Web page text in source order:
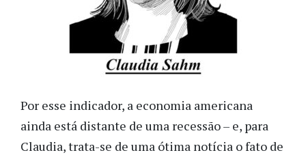
Por esse indicador, a economia americana
ainda está distante de uma recessão – e, para
Claudia, trata-se de uma ótima notícia o fato de